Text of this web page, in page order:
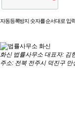
자동등록방지 숫자를 순서대로 입
화신 법률사무소 대표자: 김
주소: 전북 전주시 덕진구